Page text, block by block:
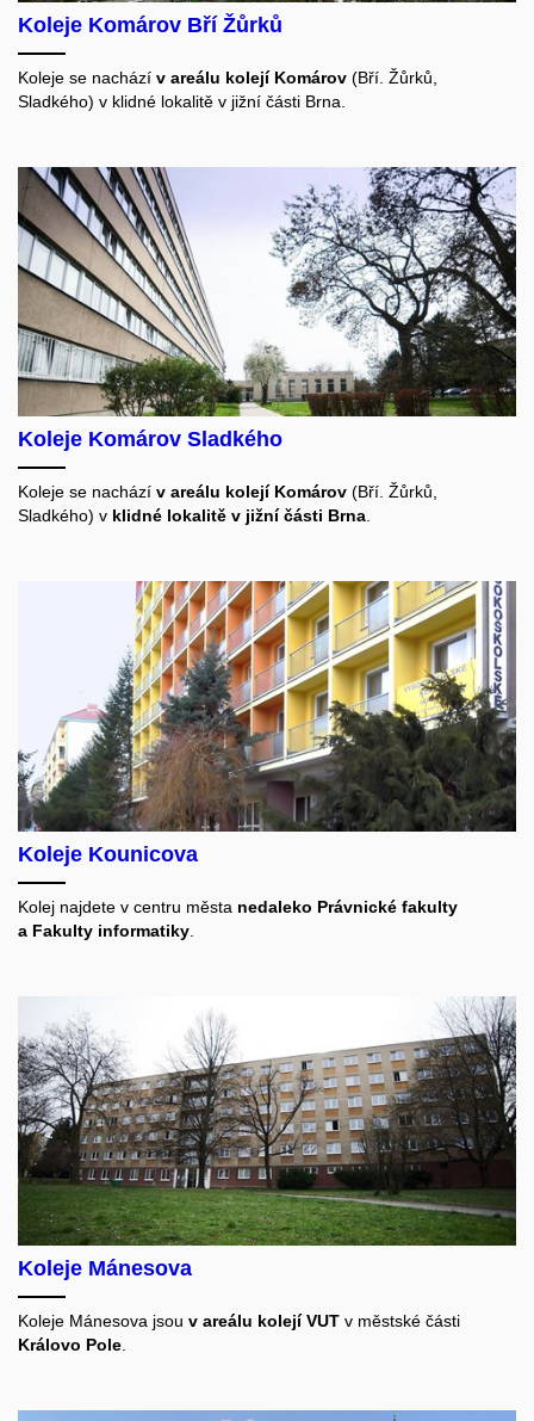
Koleje Komárov Bří Žůrků
Koleje se nachází v areálu kolejí Komárov (Bří. Žůrků,
Sladkého) v klidné lokalitě v jižní části Brna.
Koleje Komárov Sladkého
Koleje se nachází v areálu kolejí Komárov (Bří. Žůrků,
Sladkého) v klidné lokalitě v jižní části Brna
Koleje Kounicova
Kolej najdete v centru města nedaleko Právnické fakulty
a Fakulty informatiky
Koleje Mánesova
Koleje Mánesova jsou v areálu kolejí VUT v městské části
Královo Pole